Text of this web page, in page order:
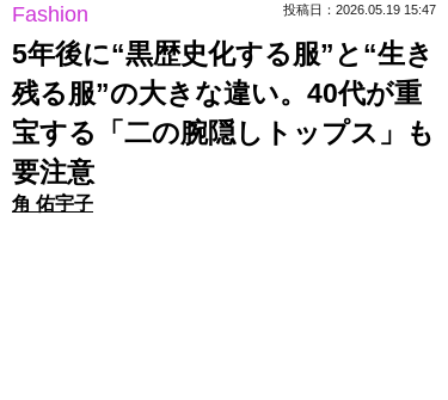
Fashion 投稿日：2026.05.19 15:47
5年後に“黒歴史化する服”と“生き
残る服”の大きな違い。40代が重
宝する「二の腕隠しトップス」も
要注意
角 佑宇子